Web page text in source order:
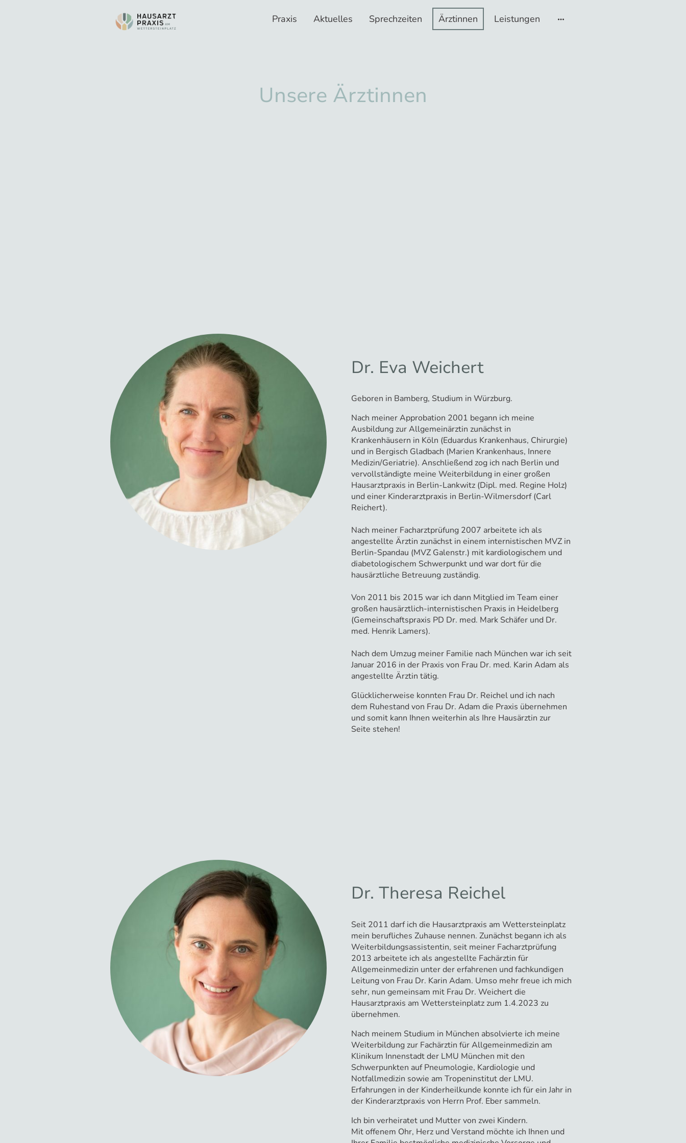
Praxis Aktuelles Sprechzeiten Ärztinnen Leistungen
Unsere Ärztinnen
Dr. Eva Weichert
Geboren in Bamberg, Studium in Würzburg.
Nach meiner Approbation 2001 begann ich meine
Ausbildung zur Allgemeinärztin zunächst in
Krankenhäusern in Köln (Eduardus Krankenhaus, Chirurgie)
und in Bergisch Gladbach (Marien Krankenhaus, Innere
Medizin/Geriatrie). Anschließend zog ich nach Berlin und
vervollständigte meine Weiterbildung in einer großen
Hausarztpraxis in Berlin-Lankwitz (Dipl. med. Regine Holz)
und einer Kinderarztpraxis in Berlin-Wilmersdorf (Carl
Reichert).
Nach meiner Facharztprüfung 2007 arbeitete ich als
angestellte Ärztin zunächst in einem internistischen MVZ in
Berlin-Spandau (MVZ Galenstr.) mit kardiologischem und
diabetologischem Schwerpunkt und war dort für die
hausärztliche Betreuung zuständig.
Von 2011 bis 2015 war ich dann Mitglied im Team einer
großen hausärztlich-internistischen Praxis in Heidelberg
(Gemeinschaftspraxis PD Dr. med. Mark Schäfer und Dr.
med. Henrik Lamers).
Nach dem Umzug meiner Familie nach München war ich seit
Januar 2016 in der Praxis von Frau Dr. med. Karin Adam als
angestellte Ärztin tätig.
Glücklicherweise konnten Frau Dr. Reichel und ich nach
dem Ruhestand von Frau Dr. Adam die Praxis übernehmen
und somit kann Ihnen weiterhin als Ihre Hausärztin zur
Seite stehen!
Dr. Theresa Reichel
Seit 2011 darf ich die Hausarztpraxis am Wettersteinplatz
mein berufliches Zuhause nennen. Zunächst begann ich als
Weiterbildungsassistentin, seit meiner Facharztprüfung
2013 arbeitete ich als angestellte Fachärztin für
Allgemeinmedizin unter der erfahrenen und fachkundigen
Leitung von Frau Dr. Karin Adam. Umso mehr freue ich mich
sehr, nun gemeinsam mit Frau Dr. Weichert die
Hausarztpraxis am Wettersteinplatz zum 1.4.2023 zu
übernehmen.
Nach meinem Studium in München absolvierte ich meine
Weiterbildung zur Fachärztin für Allgemeinmedizin am
Klinikum Innenstadt der LMU München mit den
Schwerpunkten auf Pneumologie, Kardiologie und
Notfallmedizin sowie am Tropeninstitut der LMU.
Erfahrungen in der Kinderheilkunde konnte ich für ein Jahr in
der Kinderarztpraxis von Herrn Prof. Eber sammeln.
Ich bin verheiratet und Mutter von zwei Kindern.
Mit offenem Ohr, Herz und Verstand möchte ich Ihnen und